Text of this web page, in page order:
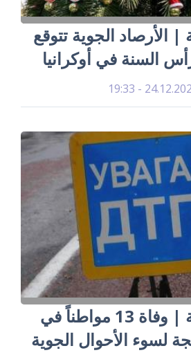
| الأرصاد الجوية تتوقع
السنة في أوكرانيا
24.12.2020 -
أوكرانيا بالعربية | وفاة 13 مواطناً في
لسوء الأحوال الجوية